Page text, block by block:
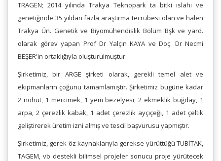
TRAGEN; 2014 yılında Trakya Teknopark ta bitki ıslahı ve
genetiğinde 35 yıldan fazla araştırma tecrübesi olan ve halen
Trakya Ün. Genetik ve Biyomühendislik Bölüm Bşk ve yard.
olarak görev yapan Prof Dr Yalçın KAYA ve Doç. Dr Necmi
BEŞER'in ortaklığıyla oluşturulmuştur.
Şirketimiz, bir ARGE şirketi olarak, gerekli temel alet ve
ekipmanların çoğunu tamamlamıştır. Şirketimiz bugüne kadar
2 nohut, 1 mercimek, 1 yem bezelyesi, 2 ekmeklik buğday, 1
arpa, 2 çerezlik kabak, 1 adet çerezlik ayçiçeği, 1 adet çeltik
geliştirerek üretim izni almış ve tescil başvurusu yapmıştır.
Şirketimiz, gerek öz kaynaklarıyla gerekse yürüttüğü TÜBİTAK,
TAGEM, vb destekli bilimsel projeler sonucu proje yürütecek